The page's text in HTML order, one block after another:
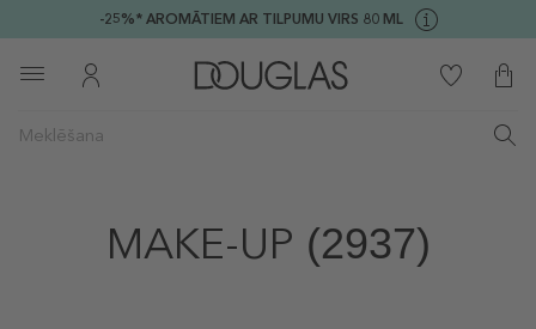
-25%* AROMĀTIEM AR TILPUMU VIRS 80 ML
MAKE-UP (2937)